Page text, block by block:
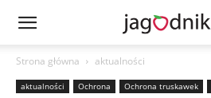
Strona główna aktualności
aktualności Ochrona Ochrona truskawek